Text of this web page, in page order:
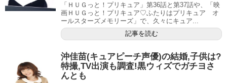
「ＨＵＧっと！プリキュア」第36話と第37話や、「映
画ＨＵＧっと！プリキュア♡ふたりはプリキュア オ
ールスターズメモリーズ」で、久々にキュア...
記事を読む
沖佳苗(キュアピーチ声優)の結婚,子供は?
特撮,TV出演も調査!黒ウィズでガチヨさ
んとも